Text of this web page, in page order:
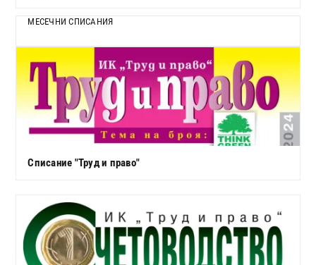
МЕСЕЧНИ СПИСАНИЯ
Списание "Труд и право"